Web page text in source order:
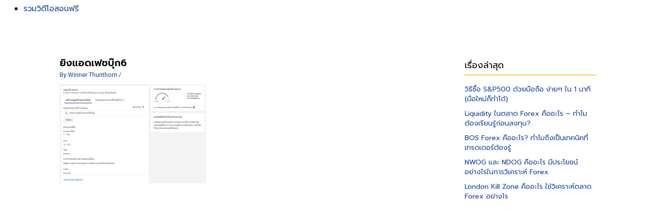
รวมวิดีโอสอนฟรี
ยิงแอดเฟซบุ๊ก6
By Winner Thunthorn /
เรื่องล่าสุด
วิธีซื้อ S&P500 ด้วยมือถือ ง่ายๆ ใน 1 นาที
(มือใหม่ก็ทำได้)
Liquidity ในตลาด Forex คืออะไร – ทำไม
ต้องเรียนรู้ก่อนลงทุน?
BOS Forex คืออะไร? ทำไมถึงเป็นเทคนิคที่
เทรดเดอร์ต้องรู้
NWOG และ NDOG คืออะไร มีประโยชน์
อย่างไรในการวิเคราะห์ Forex
London Kill Zone คืออะไร ใช้วิเคราะห์ตลาด
Forex อย่างไร